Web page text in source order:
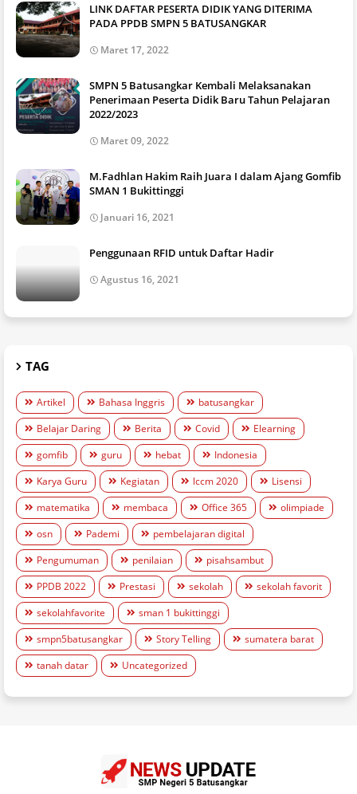
LINK DAFTAR PESERTA DIDIK YANG DITERIMA
PADA PPDB SMPN 5 BATUSANGKAR
Maret 17, 2022
SMPN 5 Batusangkar Kembali Melaksanakan
Penerimaan Peserta Didik Baru Tahun Pelajaran
2022/2023
Maret 09, 2022
M.Fadhlan Hakim Raih Juara I dalam Ajang Gomfib
SMAN 1 Bukittinggi
Januari 16, 2021
Penggunaan RFID untuk Daftar Hadir
Agustus 16, 2021
TAG
Artikel Bahasa Inggris
batusangkar
Belajar Daring
Berita Covid
Elearning
gomfib
guru hebat
Indonesia
Karya Guru
Kegiatan lccm 2020
Lisensi
matematika
membaca Office 365
olimpiade
osn
Pademi
pembelajaran digital
Pengumuman
penilaian
pisahsambut
PPDB 2022
Prestasi sekolah
sekolah favorit
sekolahfavorite
sman 1 bukittinggi
smpn5batusangkar
Story Telling
sumatera barat
tanah datar
Uncategorized